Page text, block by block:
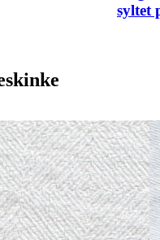
syltet